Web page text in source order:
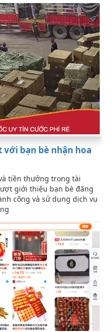
với bạn bè nhận hoa
tiền thưởng trong tài
giới thiệu bạn bè đăng
công và sử dụng dịch vụ